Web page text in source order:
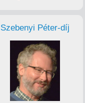
Szebenyi Péter-díj